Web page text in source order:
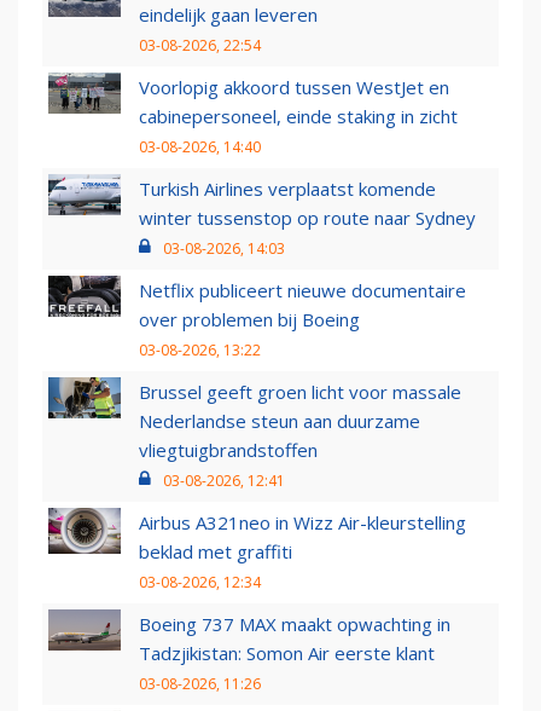
eindelijk gaan leveren
03-08-2026, 22:54
Voorlopig akkoord tussen WestJet en
cabinepersoneel, einde staking in zicht
03-08-2026, 14:40
Turkish Airlines verplaatst komende
winter tussenstop op route naar Sydney
03-08-2026, 14:03
Netflix publiceert nieuwe documentaire
over problemen bij Boeing
03-08-2026, 13:22
Brussel geeft groen licht voor massale
Nederlandse steun aan duurzame
vliegtuigbrandstoffen
03-08-2026, 12:41
Airbus A321neo in Wizz Air-kleurstelling
beklad met graffiti
03-08-2026, 12:34
Boeing 737 MAX maakt opwachting in
Tadzjikistan: Somon Air eerste klant
03-08-2026, 11:26